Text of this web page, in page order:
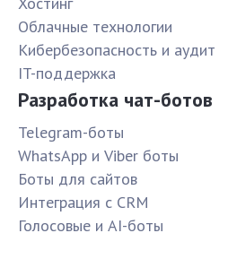
Облачные технологии
Кибербезопасность и аудит
IT-поддержка
Разработка чат-ботов
Telegram-боты
WhatsApp и Viber боты
Боты для сайтов
Интеграция с CRM
Голосовые и AI-боты